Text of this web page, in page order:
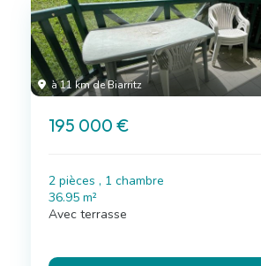
à 11 km de Biarritz
195 000 €
2 pièces , 1 chambre
36.95 m²
Avec terrasse